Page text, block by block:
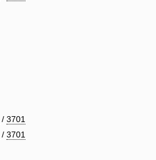
/ 3701
/ 3701